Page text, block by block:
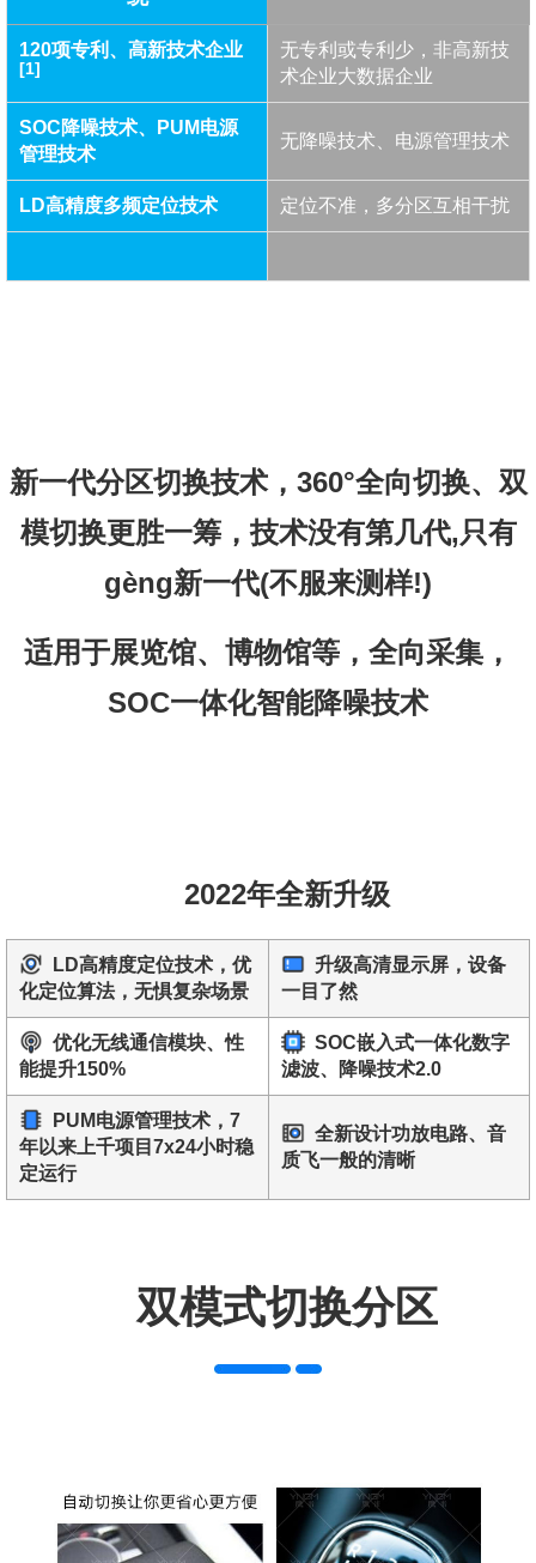
120项专利、高新技术企业
[1]
无专利或专利少，非高新技
术企业大数据企业
SOC降噪技术、PUM电源
管理技术
无降噪技术、电源管理技术
LD高精度多频定位技术 定位不准，多分区互相干扰
新一代分区切换技术，360°全向切换、双
模切换更胜一筹，技术没有第几代,只有
gèng新一代(不服来测样!)
适用于展览馆、博物馆等，全向采集，
SOC一体化智能降噪技术
2022年全新升级
LD高精度定位技术，优
化定位算法，无惧复杂场景
升级高清显示屏，设备
一目了然
优化无线通信模块、性
能提升150%
SOC嵌入式一体化数字
滤波、降噪技术2.0
PUM电源管理技术，7
年以来上千项目7x24小时稳
定运行
全新设计功放电路、音
质飞一般的清晰
双模式切换分区